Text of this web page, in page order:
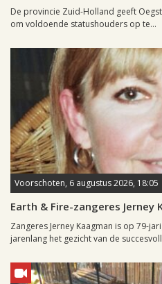
De provincie Zuid-Holland geeft
om voldoende statushouders op te...
Voorschoten, 6 augustus 2026, 18:05
Earth & Fire-zangeres Jerney
Zangeres Jerney Kaagman is op 79-
jarenlang het gezicht van de